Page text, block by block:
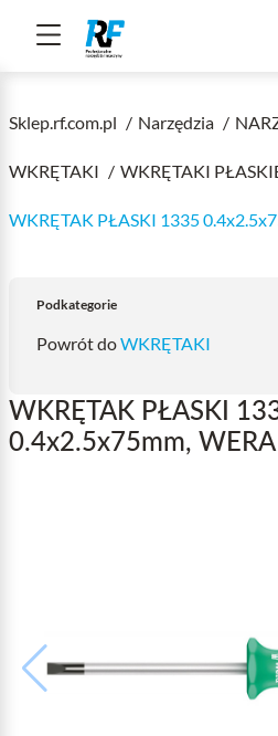
Sklep.rf.com.pl Narzędzia
WKRĘTAKI WKRĘTAKI
WKRĘTAK PŁASKI 1335
Podkategorie
Powrót doWKRĘTAKI
WKRĘTAK PŁASKI
0.4x2.5x75mm, WERA